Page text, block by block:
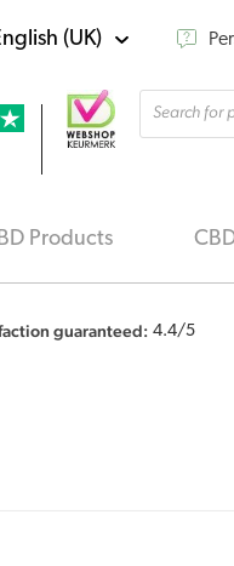
(UK)
Products
search
Products
guaranteed: 4.4/5